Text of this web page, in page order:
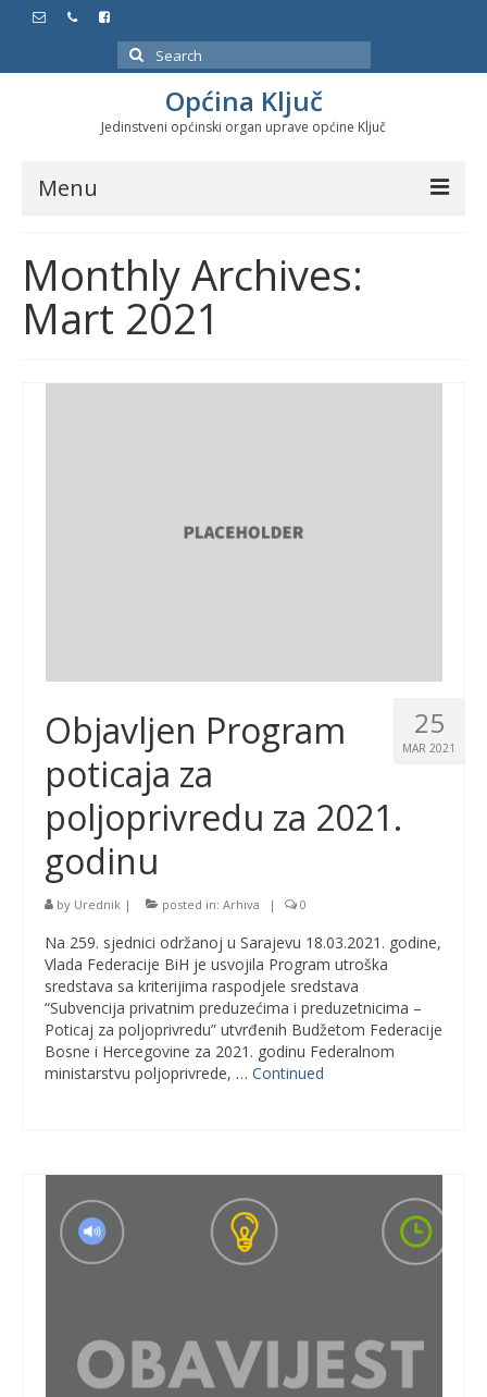
Search
for:
Općina Ključ
Jedinstveni općinski organ uprave općine Ključ
Menu
Službeni glasnici
Javne nabavke
Značajni datumi i manifestacije
Monthly Archives:
Mart 2021
25
MAR 2021
Objavljen Program
poticaja za
poljoprivredu za 2021.
godinu
by Urednik | posted in: Arhiva | 0
Na 259. sjednici održanoj u Sarajevu 18.03.2021. godine,
Vlada Federacije BiH je usvojila Program utroška
sredstava sa kriterijima raspodjele sredstava
“Subvencija privatnim preduzećima i preduzetnicima –
Poticaj za poljoprivredu” utvrđenih Budžetom Federacije
Bosne i Hercegovine za 2021. godinu Federalnom
ministarstvu poljoprivrede, … Continued